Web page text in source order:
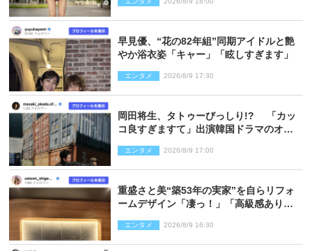
早見優、“花の82年組”同期アイドルと艶
やか浴衣姿「キャー」「眩しすぎます」
エンタメ 2026/8/9 17:30
岡田将生、タトゥーびっしり!? 「カッ
コ良すぎますて」出演韓国ドラマのオフ
エンタメ 2026/8/9 17:00
重盛さと美“築53年の実家”を自らリフォ
ームデザイン「凄っ！」「高級感ありま
エンタメ 2026/8/9 16:30